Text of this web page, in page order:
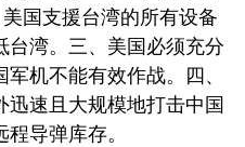
国支援台湾的所有设备
台湾。三、美国必须充分
机不能有效作战。四、
迅速且大规模地打击中国
导弹库存。